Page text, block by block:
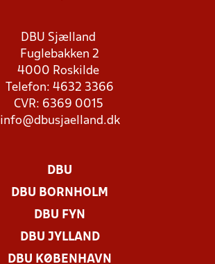
DBU Sjælland
Fuglebakken 2
4000 Roskilde
Telefon: 4632 3366
CVR: 6369 0015
info@dbusjaelland.dk
DBU
DBU BORNHOLM
DBU FYN
DBU JYLLAND
DBU KØBENHAVN